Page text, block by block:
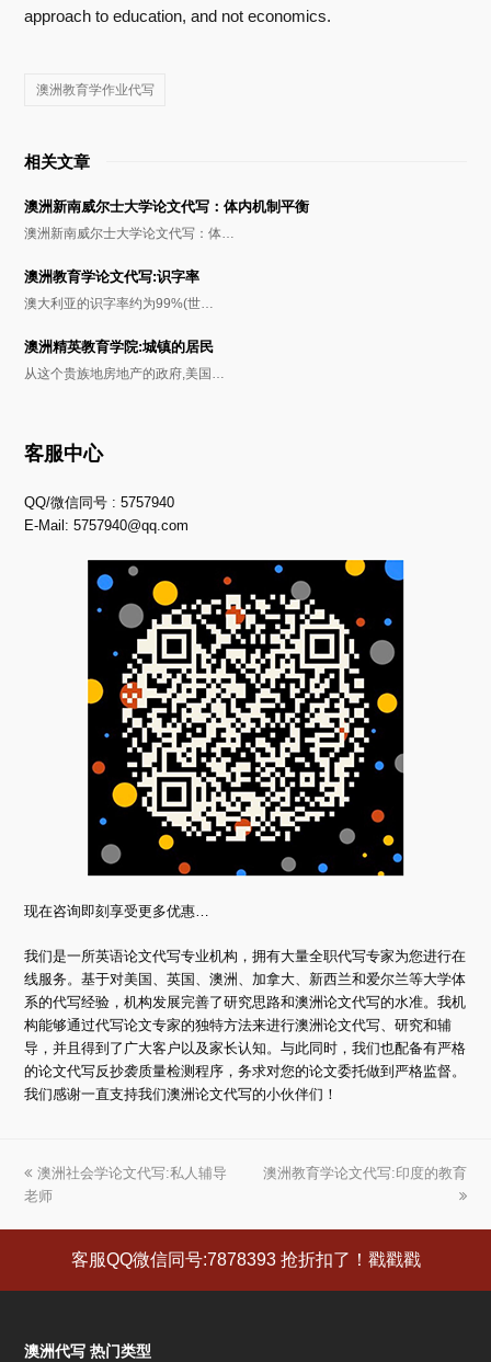
approach to education, and not economics.
澳洲教育学作业代写
相关文章
澳洲新南威尔士大学论文代写：体内机制平衡
澳洲新南威尔士大学论文代写：体…
澳洲教育学论文代写:识字率
澳大利亚的识字率约为99%(世…
澳洲精英教育学院:城镇的居民
从这个贵族地房地产的政府,美国…
客服中心
QQ/微信同号 : 5757940
E-Mail:5757940@qq.com
现在咨询即刻享受更多优惠…
我们是一所英语论文代写专业机构，拥有大量全职代写专家为您进行在
线服务。基于对美国、英国、澳洲、加拿大、新西兰和爱尔兰等大学体
系的代写经验，机构发展完善了研究思路和澳洲论文代写的水准。我机
构能够通过代写论文专家的独特方法来进行澳洲论文代写、研究和辅
导，并且得到了广大客户以及家长认知。与此同时，我们也配备有严格
的论文代写反抄袭质量检测程序，务求对您的论文委托做到严格监督。
我们感谢一直支持我们澳洲论文代写的小伙伴们！
上
一
澳洲社会学论文代写:私人辅导
老师
下
章:
澳洲教育学论文代写:印度的教育
客服QQ微信同号:7878393 抢折扣了！戳戳戳
澳洲代写 热门类型